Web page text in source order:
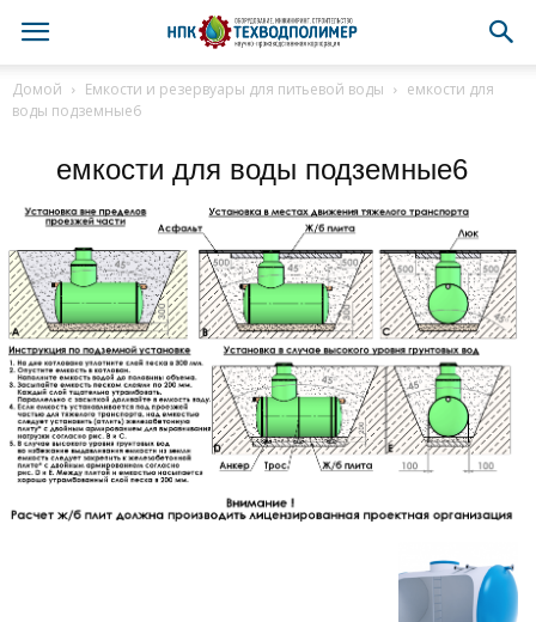
Домой Емкости и резервуары для питьевой воды
емкости для
воды подземные6
емкости для воды подземные6